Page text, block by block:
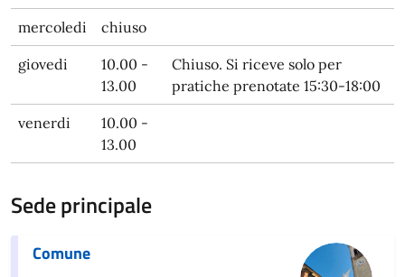
mercoledi chiuso
giovedi
10.00 -
13.00
Chiuso. Si riceve solo per
pratiche prenotate 15:30-18:00
venerdi
10.00 -
13.00
Sede principale
Comune